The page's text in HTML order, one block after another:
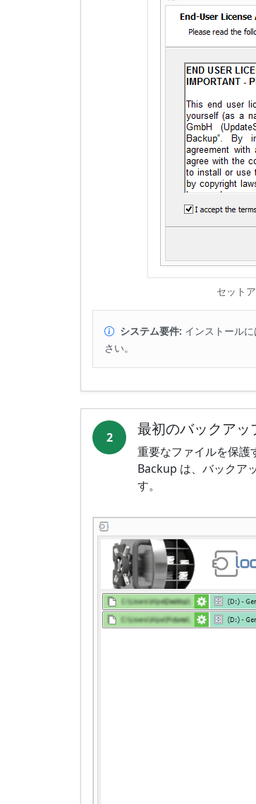
セット
システム要件: インストール
さい。
2 最初のバックアッ
重要なファイルを保護
Backup は、バックア
す。